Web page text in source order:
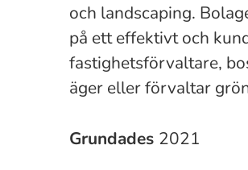
och landscaping.
på ett effektivt och
fastighetsförvaltare,
äger eller förvaltar
Grundades 2021